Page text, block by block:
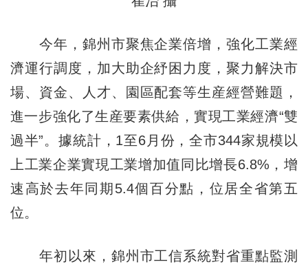
今年，錦州市聚焦企業倍增，強化工業經
濟運行調度，加大助企紓困力度，聚力解決市
場、資金、人才、園區配套等生産經營難題，
進一步強化了生産要素供給，實現工業經濟“雙
過半”。據統計，1至6月份，全市344家規模以
上工業企業實現工業增加值同比增長6.8%，增
速高於去年同期5.4個百分點，位居全省第五
位。
年初以來，錦州市工信系統對省重點監測